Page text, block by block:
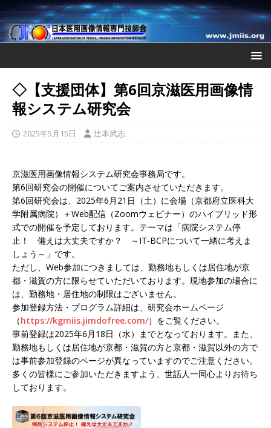
◇【支援団体】第6回京滋医用画像情
報システム研究会
2025年5月15日 辻本武志
京滋医用画像情報システム研究会事務局です。
第6回研究会の開催についてご案内させていただきます。
第6回研究会は、2025年6月21日（土）に会場（京都府立医科大
学附属病院）＋Web配信（Zoomウェビナー）のハイブリッド形
式での開催を予定しております。テーマは「病院システム停
止！ 備えは大丈夫ですか？ ～IT-BCPについて一緒に考えま
しょう～」です。
ただし、Web参加につきましては、勤務地もしくは居住地が京
都・滋賀の方に限らせていただいております。現地参加の場合に
は、勤務地・居住地の制限はございません。
参加登録方法・プログラム詳細は、研究会ホームページ
（https://kgmiis.jimdofree.com/）をご覧ください。
事前登録は2025年6月18日（水）までとなっております。また、
勤務地もしくは居住地が京都・滋賀の方と京都・滋賀以外の方で
は事前参加登録のページが異なっていますのでご注意ください。
多くの皆様にご参加いただきますよう、世話人一同心よりお待ち
しております。